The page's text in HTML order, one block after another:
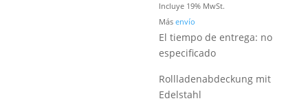
Incluye 19% MwSt.
Másenvío
El tiempo de entrega: no
especificado
Rollladenabdeckung mit
Edelstahl